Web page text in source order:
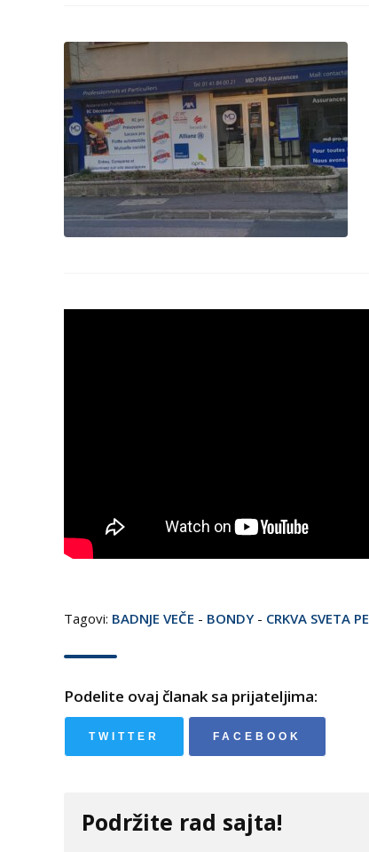
Tagovi: BADNJE VEČE - BONDY - CRKVA SVETA
Podelite ovaj članak sa prijateljima:
TWITTER FACEBOOK
Podržite rad sajta!